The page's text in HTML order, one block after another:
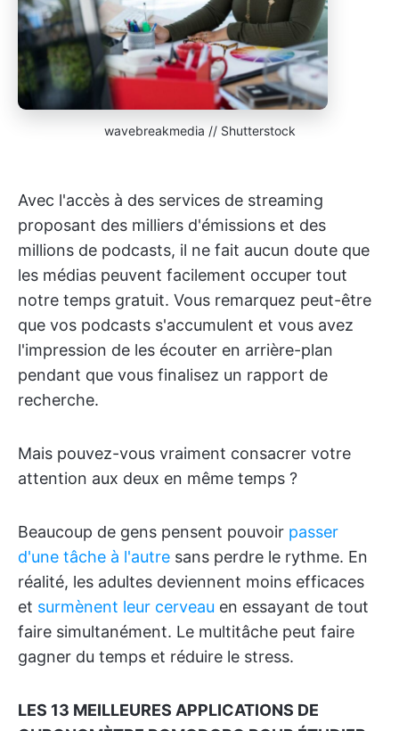
wavebreakmedia // Shutterstock
Avec l'accès à des services de streaming
proposant des milliers d'émissions et des
millions de podcasts, il ne fait aucun doute que
les médias peuvent facilement occuper tout
notre temps gratuit. Vous remarquez peut-être
que vos podcasts s'accumulent et vous avez
l'impression de les écouter en arrière-plan
pendant que vous finalisez un rapport de
recherche.
Mais pouvez-vous vraiment consacrer votre
attention aux deux en même temps ?
Beaucoup de gens pensent pouvoir passer
d'une tâche à l'autre sans perdre le rythme. En
réalité, les adultes deviennent moins efficaces
et surmènent leur cerveau en essayant de tout
faire simultanément. Le multitâche peut faire
gagner du temps et réduire le stress.
LES 13 MEILLEURES APPLICATIONS DE